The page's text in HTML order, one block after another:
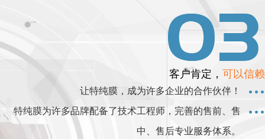
客户肯定， 可以信赖
让特纯膜，成为许多企业的合作伙伴！
特纯膜为许多品牌配备了技术工程师，完善的售前、售
中、售后专业服务体系。